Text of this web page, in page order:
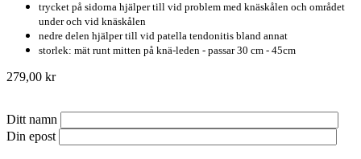
trycket på sidorna hjälper till vid problem med knäskålen och området
under och vid knäskålen
nedre delen hjälper till vid patella tendonitis bland annat
storlek: mät runt mitten på knä-leden - passar 30 cm - 45cm
279,00 kr
Ditt namn
Din epost